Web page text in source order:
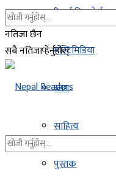
रिडर्स डिस्कोर्स
मल्टिमिडिया
ब्लग
साहित्य
पुस्तक
नतिजा छैन
सबै नतिजा हेर्नुहोस्